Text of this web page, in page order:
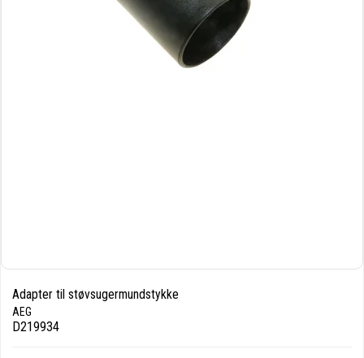
Adapter til støvsugermundstykke
AEG
D219934